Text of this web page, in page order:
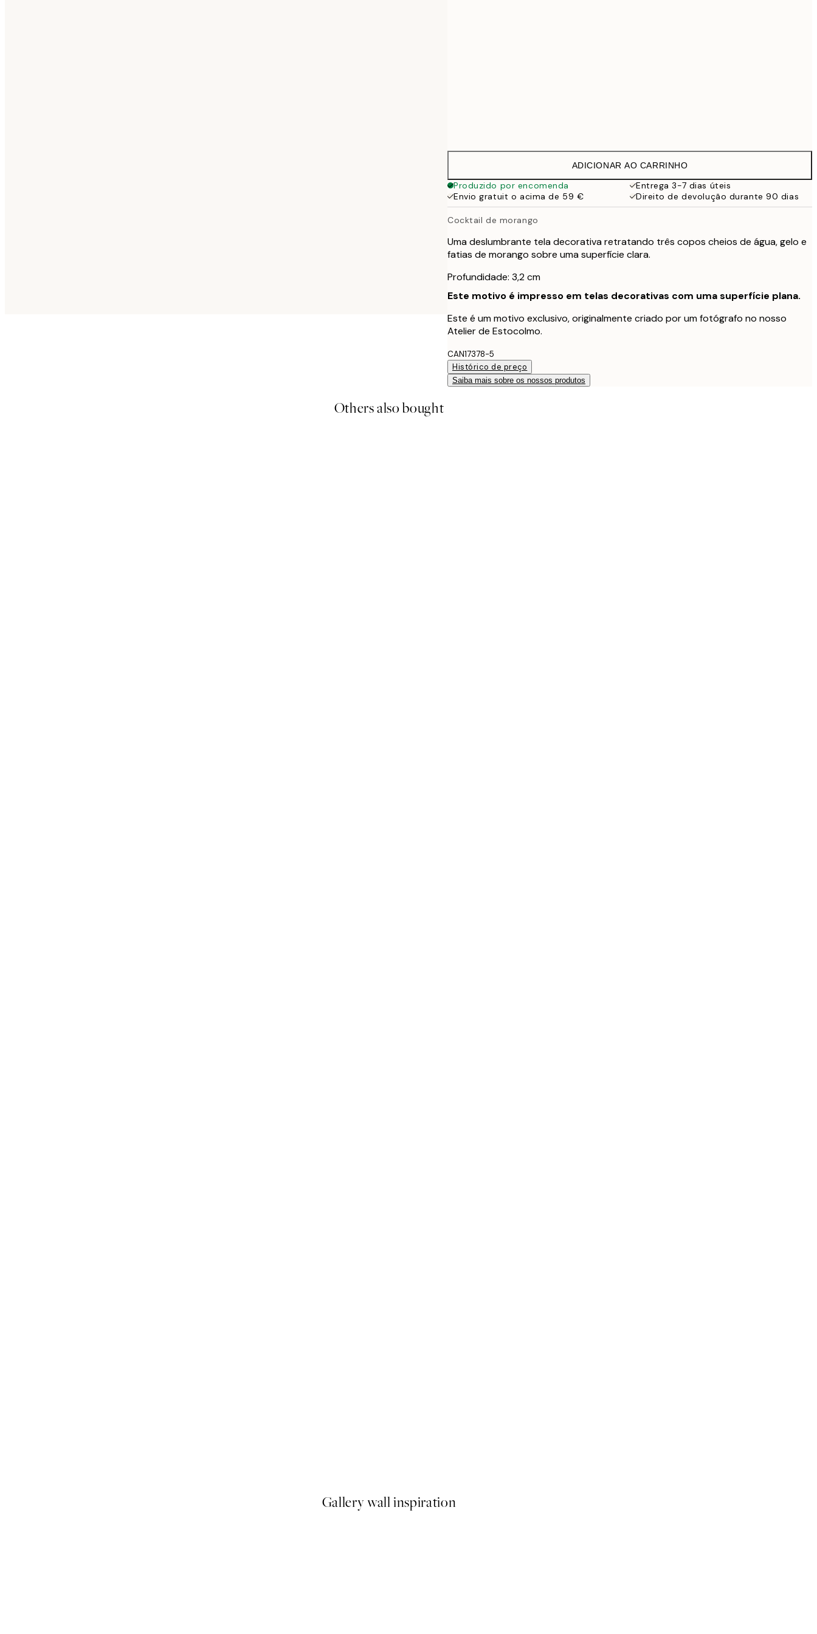
ADICIONAR AO CARRINHO
Produzido por encomenda
Entrega 3-7 dias úteis
Envio gratuit o acima de 59 €
Direito de devolução durante 90 dias
Cocktail de morango
Uma deslumbrante tela decorativa retratando três copos cheios de água, gelo e
fatias de morango sobre uma superfície clara.
Profundidade: 3,2 cm
Este motivo é impresso em telas decorativas com uma superfície plana.
Este é um motivo exclusivo, originalmente criado por um fotógrafo no nosso
Atelier de Estocolmo.
CAN17378-5
Histórico de preço
Saiba mais sobre os nossos produtos
Others also bought
Gallery wall inspiration